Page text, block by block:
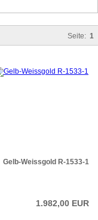
Seite: 1
Gelb-Weissgold R-1533-1
1.982,00 EUR